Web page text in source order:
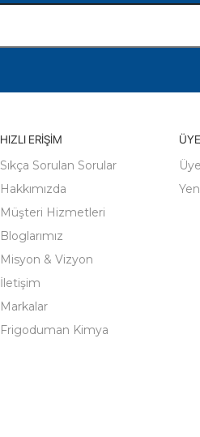
HIZLI ERIŞIM
Sıkça Sorulan Sorular
Hakkımızda
Müşteri Hizmetleri
Bloglarımız
Misyon & Vizyon
İletişim
Markalar
Frigoduman Kimya
ÜYE